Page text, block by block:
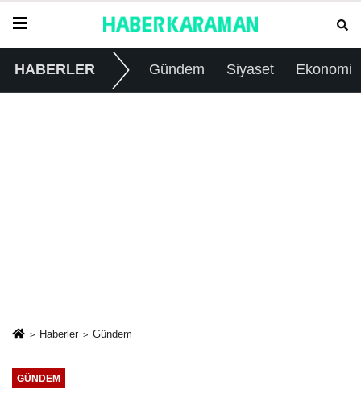
HABERLER Gündem Siyaset Ekonomi
Haberler Gündem
GÜNDEM